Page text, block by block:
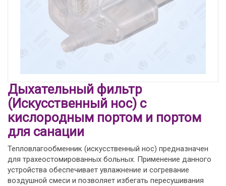
Дыхательный фильтр
(Искусственный нос) с
кислородным портом и портом
для санации
Тепловлагообменник (искусственный нос) предназначен
для трахеостомированных больных. Применение данного
устройства обеспечивает увлажнение и согревание
воздушной смеси и позволяет избегать пересушивания